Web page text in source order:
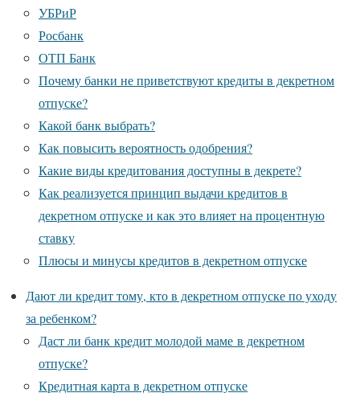
УБРиР
Росбанк
ОТП Банк
Почему банки не приветствуют кредиты в декретном
отпуске?
Какой банк выбрать?
Как повысить вероятность одобрения?
Какие виды кредитования доступны в декрете?
Как реализуется принцип выдачи кредитов в
декретном отпуске и как это влияет на процентную
ставку
Плюсы и минусы кредитов в декретном отпуске
Дают ли кредит тому, кто в декретном отпуске по уходу
за ребенком?
Даст ли банк кредит молодой маме в декретном
отпуске?
Кредитная карта в декретном отпуске